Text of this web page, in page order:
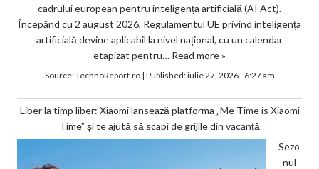
cadrului european pentru inteligența artificială (AI Act).
Începând cu 2 august 2026, Regulamentul UE privind inteligența
artificială devine aplicabil la nivel național, cu un calendar
etapizat pentru… Read more »
Source:TechnoReport.ro| Published:iulie 27, 2026 - 6:27 am
Liber la timp liber: Xiaomi lansează platforma „Me Time is Xiaomi
Time” și te ajută să scapi de grijile din vacanță
Sezo
nul